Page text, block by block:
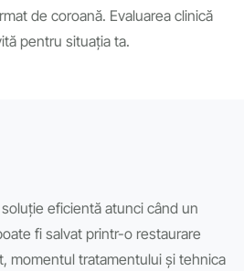
de coroană. Evaluarea clinică
pentru situația ta.
eficientă atunci când un
fi salvat printr-o restaurare
momentul tratamentului și tehnica